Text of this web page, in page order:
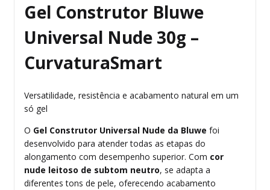
Gel Construtor Bluwe
Universal Nude 30g –
CurvaturaSmart
Versatilidade, resistência e acabamento natural em um
só gel
O Gel Construtor Universal Nude da Bluwe foi
desenvolvido para atender todas as etapas do
alongamento com desempenho superior. Com cor
nude leitoso de subtom neutro, se adapta a
diferentes tons de pele, oferecendo acabamento